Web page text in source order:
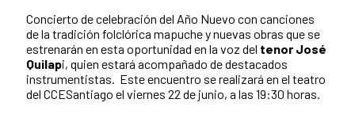
Concierto de celebración del Año Nuevo con canciones
de la tradición folclórica mapuche y nuevas obras que se
estrenarán en esta oportunidad en la voz del tenor José
Quilapi, quien estará acompañado de destacados
instrumentistas. Este encuentro se realizará en el teatro
del CCESantiago el viernes 22 de junio, a las 19:30 horas.